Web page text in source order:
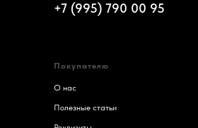
+7 (995) 790 00 95
Покупателю
О нас
Полезные статьи